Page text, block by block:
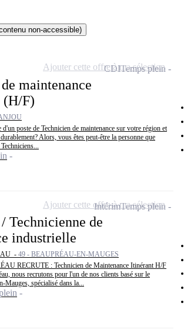
non-accessible)
maintenance
(H/F)
d'un poste de Technicien de maintenance sur votre région et
Alors, vous êtes peut-être la personne que
CDITemps plein
Ajouter cette offre à ma sélection
Technicienne de
industrielle
- 49 - BEAUPRÉAU-EN-MAUGES
RECRUTE : Technicien de Maintenance Itinérant H/F
nous recrutons pour l'un de nos clients basé sur le
Mauges, spécialisé dans la...
IntérimTemps plein
Ajouter cette offre à ma sélection